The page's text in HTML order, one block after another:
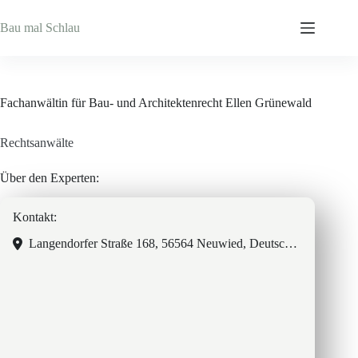
Inhalt
springen
Bau mal Schlau
Fachanwältin für Bau- und Architektenrecht Ellen Grünewald
Rechtsanwälte
Über den Experten:
Kontakt:
Langendorfer Straße 168, 56564 Neuwied, Deutschland